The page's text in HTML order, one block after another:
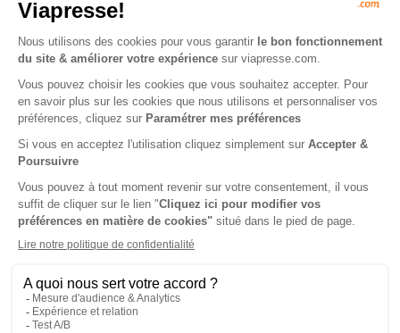
311€00
Tarif France métropolitaine
Renouvellement à date d’anniversaire
Abonnement 1 an
10 n° • Papier Offre réservée aux étudiants
141€00 Tarif Kiosque :940€00
Tarif France métropolitaine
Abonnement 1 an
10 n° • Papier Offre réservée aux institutions